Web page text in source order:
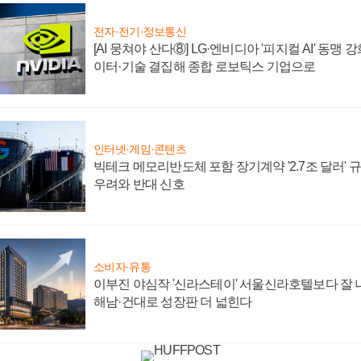
전자·전기·정보통신
[AI 뭉쳐야 산다⑧] LG·엔비디아 '피지컬 AI' 동맹 강
이터·기술 결집해 종합 로보틱스 기업으로
인터넷·게임·콘텐츠
빅테크 메모리반도체 포함 장기계약 '2.7조 달러'
우려와 반대 신호
소비자·유통
이부진 야심작 '신라스테이' 서울신라호텔보다 잘
해남·건대로 성장판 더 넓힌다